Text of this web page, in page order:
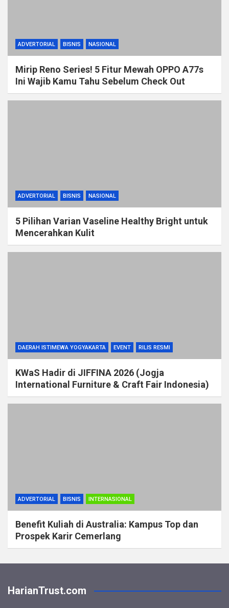
ADVERTORIAL BISNIS NASIONAL
Mirip Reno Series! 5 Fitur Mewah OPPO A77s
Ini Wajib Kamu Tahu Sebelum Check Out
ADVERTORIAL BISNIS NASIONAL
5 Pilihan Varian Vaseline Healthy Bright untuk
Mencerahkan Kulit
DAERAH ISTIMEWA YOGYAKARTA EVENT RILIS RESMI
KWaS Hadir di JIFFINA 2026 (Jogja
International Furniture & Craft Fair Indonesia)
ADVERTORIAL BISNIS INTERNASIONAL
Benefit Kuliah di Australia: Kampus Top dan
Prospek Karir Cemerlang
HarianTrust.com